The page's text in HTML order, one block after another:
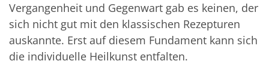
Vergangenheit und Gegenwart gab es keinen, der
sich nicht gut mit den klassischen Rezepturen
auskannte. Erst auf diesem Fundament kann sich
die individuelle Heilkunst entfalten.